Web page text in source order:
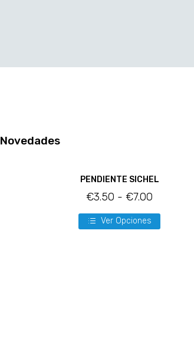
Novedades
PENDIENTE SICHEL
€3.50 - €7.00
Ver Opciones